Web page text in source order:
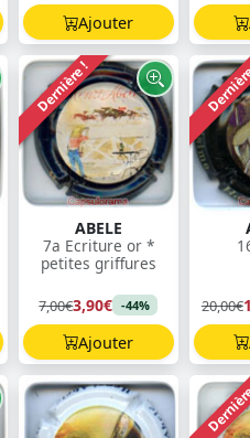
Ajouter
Dernière !
ABELE
7a Ecriture or *
petites griffures
7,00€3,90€ -44%
Ajouter
20,00€